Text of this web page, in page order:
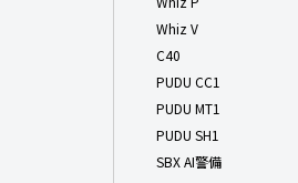
Whiz V
C40
PUDU CC1
PUDU MT1
PUDU SH1
SBX AI警備